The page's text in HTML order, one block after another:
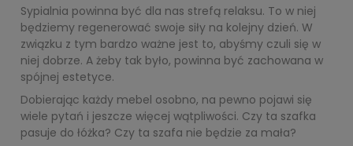
Sypialnia powinna być dla nas strefą relaksu. To w niej
będziemy regenerować swoje siły na kolejny dzień. W
związku z tym bardzo ważne jest to, abyśmy czuli się w
niej dobrze. A żeby tak było, powinna być zachowana w
spójnej estetyce.
Dobierając każdy mebel osobno, na pewno pojawi się
wiele pytań i jeszcze więcej wątpliwości. Czy ta szafka
pasuje do łóżka? Czy ta szafa nie będzie za mała?